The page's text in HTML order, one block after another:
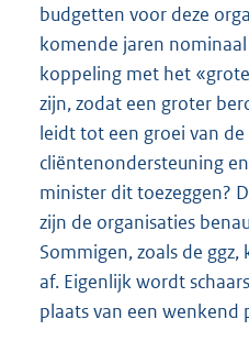
budgetten voor deze
komende jaren
koppeling met het
zijn, zodat een groter
leidt tot een groei van
cliëntenondersteuning
minister dit toezeggen?
zijn de organisaties
Sommigen, zoals de
af. Eigenlijk wordt
plaats van een wenkend